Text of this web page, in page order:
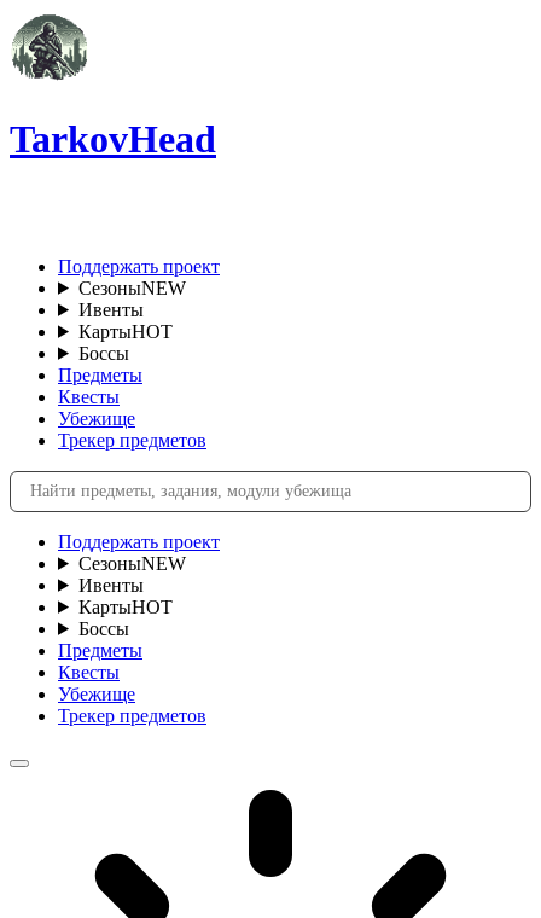
TarkovHead
Поддержать проект
СезоныNEW
Ивенты
КартыHOT
Боссы
Предметы
Квесты
Убежище
Трекер предметов
Поддержать проект
СезоныNEW
Ивенты
КартыHOT
Боссы
Предметы
Квесты
Убежище
Трекер предметов